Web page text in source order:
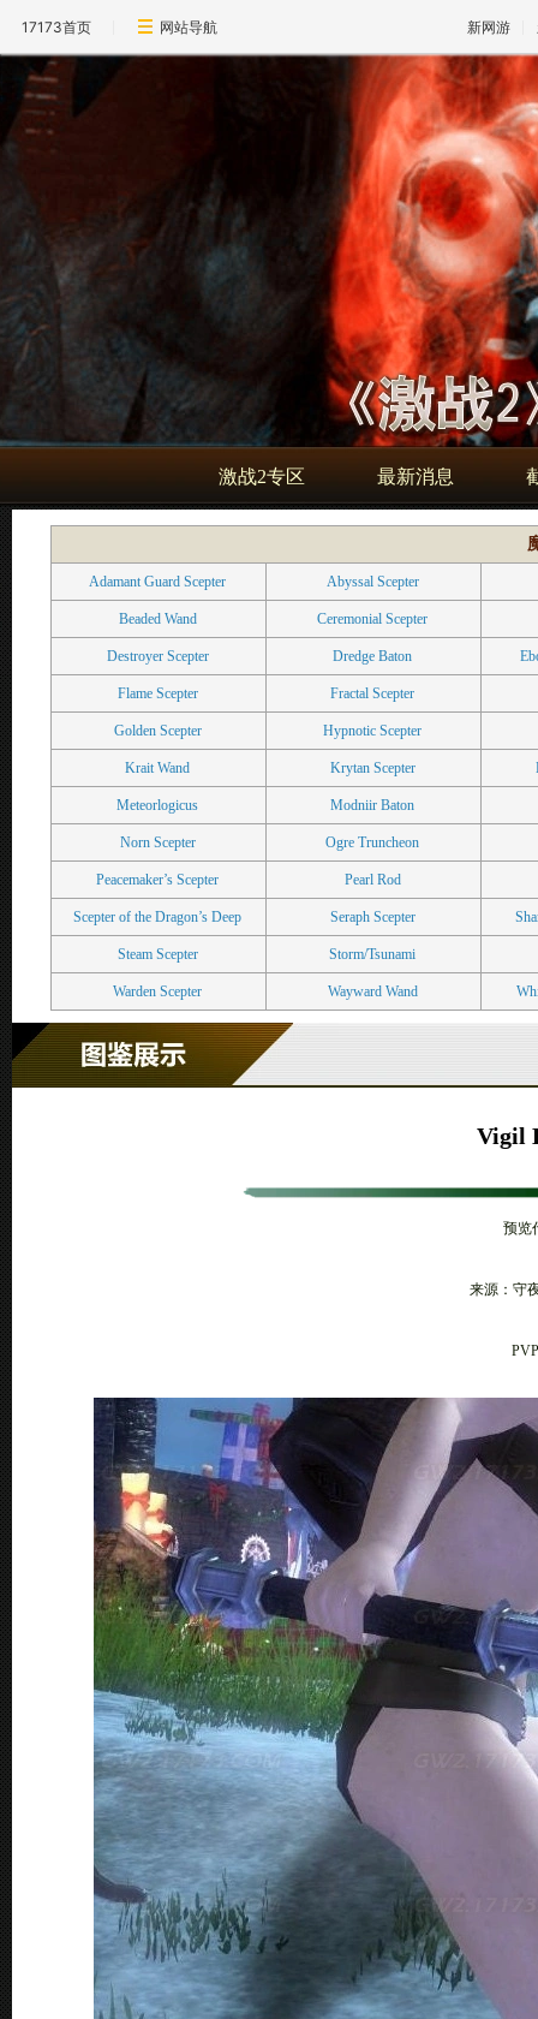
17173首页 网站导航 新网游
激战2专区 最新消息
Adamant Guard Scepter Abyssal Scepter
Beaded Wand Ceremonial Scepter
Destroyer Scepter Dredge Baton
Flame Scepter Fractal Scepter
Golden Scepter Hypnotic Scepter
Krait Wand Krytan Scepter
Meteorlogicus Modniir Baton
Norn Scepter Ogre Truncheon
Peacemaker’s Scepter Pearl Rod
Scepter of the Dragon’s Deep Seraph Scepter
Steam Scepter Storm/Tsunami
Warden Scepter Wayward Wand
Vigil
预览
来源：守